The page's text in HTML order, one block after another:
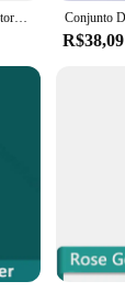
Torneira para pia de furo único, torneira para banheiro acima do balcão, lavatório, água quente e fria, torneira elevada
R$38,09